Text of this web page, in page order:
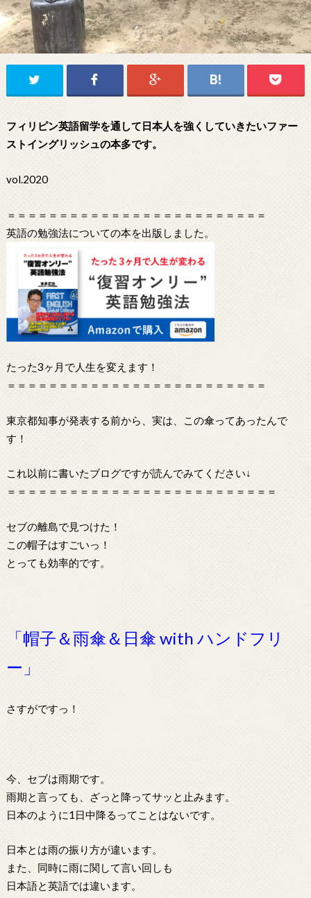
フィリピン英語留学を通して日本人を強くしていきたいファー
ストイングリッシュの本多です。
vol.2020
＝＝＝＝＝＝＝＝＝＝＝＝＝＝＝＝＝＝＝＝＝＝＝＝＝
英語の勉強法についての本を出版しました。
たった3ヶ月で人生を変えます！
＝＝＝＝＝＝＝＝＝＝＝＝＝＝＝＝＝＝＝＝＝＝＝＝＝
東京都知事が発表する前から、実は、この傘ってあったんで
す！
これ以前に書いたブログですが読んでみてください↓
＝＝＝＝＝＝＝＝＝＝＝＝＝＝＝＝＝＝＝＝＝＝＝＝＝＝
セブの離島で見つけた！
この帽子はすごいっ！
とっても効率的です。
「帽子＆雨傘＆日傘 with ハンドフリ
ー」
さすがですっ！
今、セブは雨期です。
雨期と言っても、ざっと降ってサッと止みます。
日本のように1日中降るってことはないです。
日本とは雨の振り方が違います。
また、同時に雨に関して言い回しも
日本語と英語では違います。